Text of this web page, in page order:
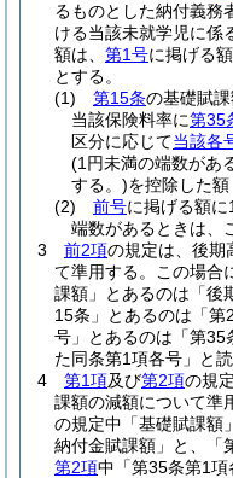
るものとした納付義務
ける当該未就学児に係
額は、 第1号に掲げる
とする。
(1)
第15条の基礎賦
当該保険料率に第35
区分に応じて当該各
(1円未満の端数があ
する。)を控除した額
(2)
前号に掲げる額
端数があるときは、
3
前2項の規定は、後期
て準用する。
この場合
課額」とあるのは「後
15条」とあるのは「第
号」とあるのは「第35
た同条第1項各号」と
4
第1項及び第2項の規
課額の減額について準
の規定中「基礎賦課額
納付金賦課額」と、「
第2項中「第35条第1